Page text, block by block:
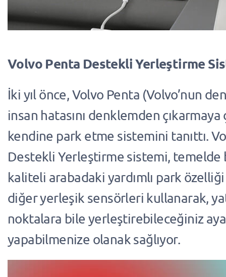
Volvo Penta Destekli Yerleştirme
İki yıl önce, Volvo Penta (Volvo’nun
insan hatasını denklemden çıkarmaya
kendine park etme sistemini tanıttı.
Destekli Yerleştirme sistemi, temelde
kaliteli arabadaki yardımlı park özelliği
diğer yerleşik sensörleri kullanarak,
noktalara bile yerleştirebileceğiniz
yapabilmenize olanak sağlıyor.